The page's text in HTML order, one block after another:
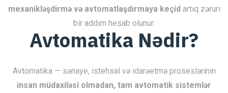
mexanikləşdirmə və avtomatlaşdırmaya keçidartıq zəruri
bir addım hesab olunur.
Avtomatika Nədir?
Avtomatika — sənaye, istehsal və idarəetmə proseslərinin
insan müdaxiləsi olmadan, tam avtomatik sistemlər